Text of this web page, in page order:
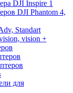
DJI Inspire 1
DJI Phantom 4,
Standart
vision +
для